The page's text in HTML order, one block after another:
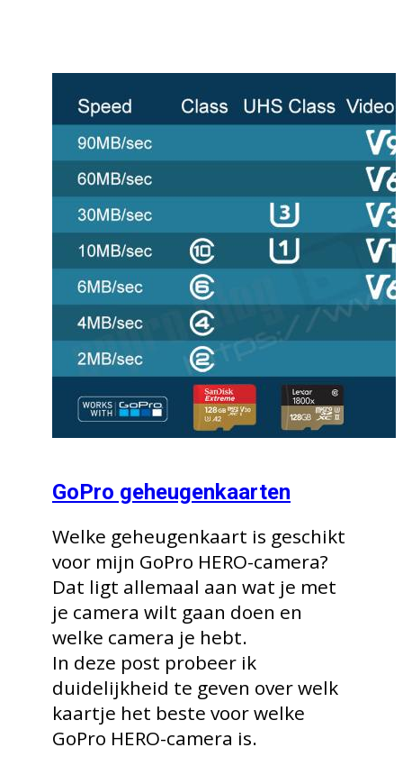
GoPro geheugenkaarten
Welke geheugenkaart is geschikt
voor mijn GoPro HERO-camera?
Dat ligt allemaal aan wat je met
je camera wilt gaan doen en
welke camera je hebt.
In deze post probeer ik
duidelijkheid te geven over welk
kaartje het beste voor welke
GoPro HERO-camera is.